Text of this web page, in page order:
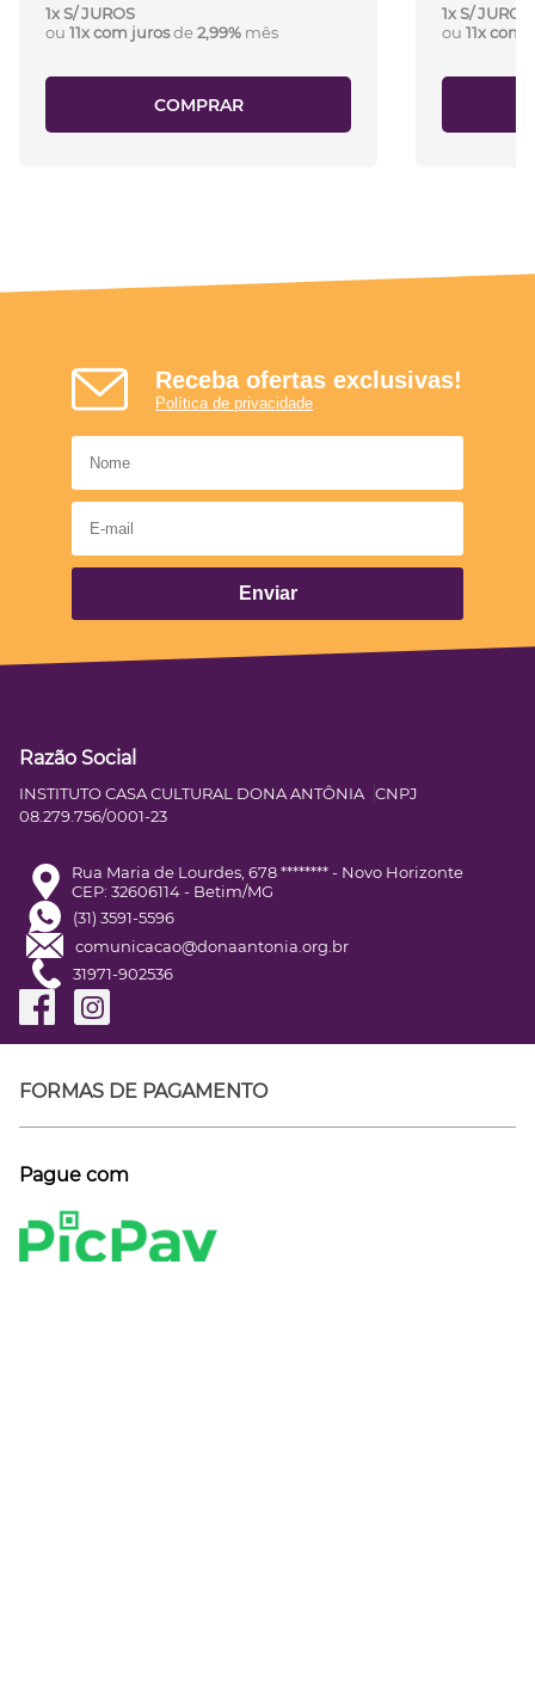
1x S/ JUROS
ou 11x com jurosde2,99% mês
COMPRAR
1x S/ JUROS
ou 11x com
Receba ofertas exclusivas!
Política de privacidade
Enviar
Razão Social
INSTITUTO CASA CULTURAL DONA ANTÔNIA CNPJ
08.279.756/0001-23
Rua Maria de Lourdes, 678 ******** - Novo Horizonte
CEP: 32606114 - Betim/MG
(31) 3591-5596
comunicacao@donaantonia.org.br
31971-902536
FORMAS DE PAGAMENTO
Pague com